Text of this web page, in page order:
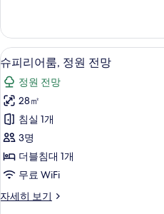
보
기
히
보
기
슈
피
리
어
룸,
정
원
전
망
8
슈피리어룸, 정원 전망
정원 전망
28㎡
침실 1개
3명
더블침대 1개
무료 WiFi
자세히 보기
슈